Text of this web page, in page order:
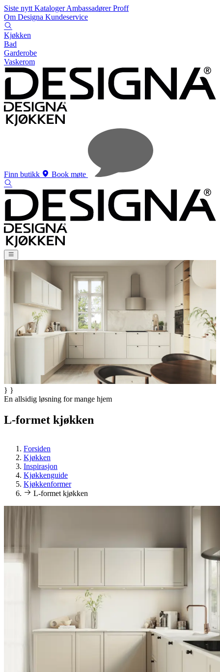
Siste nytt KatalogerAmbassadørerProff
Om Designa Kundeservice
Kjøkken
Bad
Garderobe
Vaskerom
Finn butikk Book møte
} }
En allsidig løsning for mange hjem
L-formet kjøkken
Forsiden
Kjøkken
Inspirasjon
Kjøkkenguide
Kjøkkenformer
L-formet kjøkken